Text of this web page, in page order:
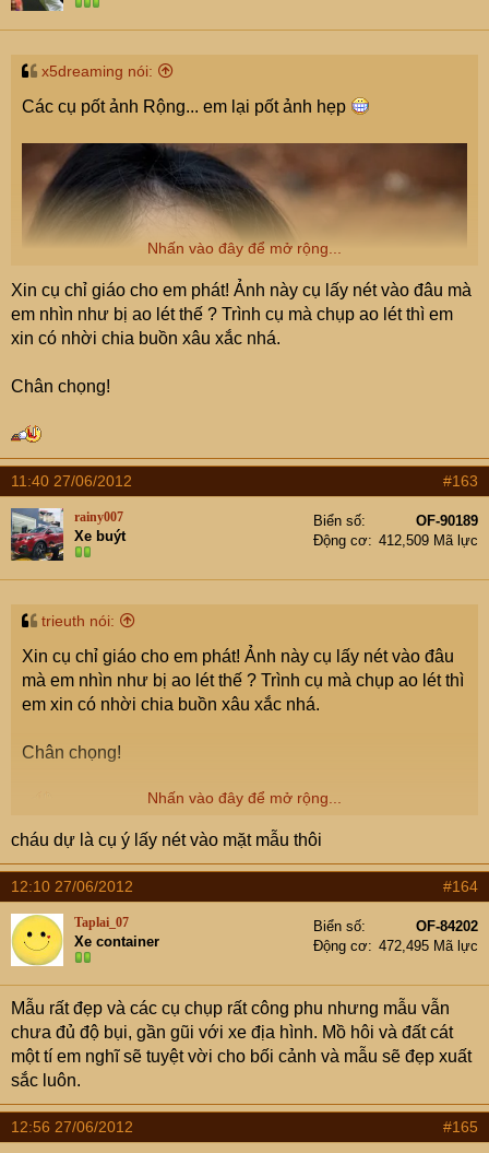
x5dreaming nói:
Các cụ pốt ảnh Rộng... em lại pốt ảnh hẹp
Nhấn vào đây để mở rộng...
Xin cụ chỉ giáo cho em phát! Ảnh này cụ lấy nét vào đâu mà
em nhìn như bị ao lét thế ? Trình cụ mà chụp ao lét thì em
xin có nhời chia buồn xâu xắc nhá.
Chân chọng!
11:40 27/06/2012 #163
rainy007
Xe buýt
Biển số
OF-90189
Động cơ
412,509 Mã lực
trieuth nói:
Xin cụ chỉ giáo cho em phát! Ảnh này cụ lấy nét vào đâu
mà em nhìn như bị ao lét thế ? Trình cụ mà chụp ao lét thì
em xin có nhời chia buồn xâu xắc nhá.
Chân chọng!
Nhấn vào đây để mở rộng...
cháu dự là cụ ý lấy nét vào mặt mẫu thôi
12:10 27/06/2012 #164
Taplai_07
Xe container
Biển số
OF-84202
Động cơ
472,495 Mã lực
Mẫu rất đẹp và các cụ chụp rất công phu nhưng mẫu vẫn
chưa đủ độ bụi, gần gũi với xe địa hình. Mồ hôi và đất cát
một tí em nghĩ sẽ tuyệt vời cho bối cảnh và mẫu sẽ đẹp xuất
sắc luôn.
12:56 27/06/2012 #165